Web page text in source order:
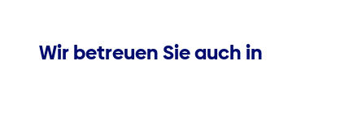
Wir betreuen Sie auch in